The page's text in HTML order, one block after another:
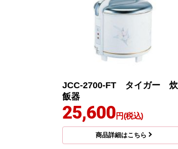
JCC-2700-FT タイガー 炊
飯器
25,600円(税込)
商品詳細はこちら